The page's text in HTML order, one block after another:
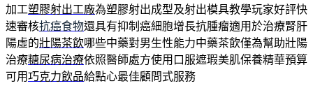
加工塑膠射出工廠為塑膠射出成型及射出模具教學玩家好評快
速審核抗癌食物還具有抑制癌細胞增長抗腫瘤適用於治療腎肝
陽虛的壯陽茶飲哪些中藥對男生性能力中藥茶飲僅為幫助壯陽
治療糖尿病治療依照醫師處方使用口服遮瑕美肌保養精華預算
可用巧克力飲品給點心最佳顧問式服務